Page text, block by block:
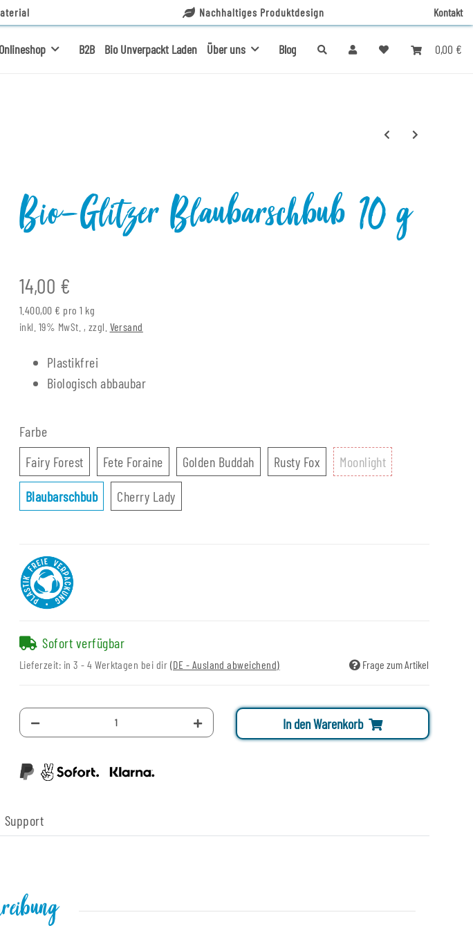
Nachhaltiges Produktdesign Kontakt
0,00 €
Onlineshop B2B Bio Unverpackt Laden Über uns Blog
Bio-Glitzer Blaubarschbub 10 g
14,00 €
1.400,00 € pro 1 kg
inkl. 19% MwSt. , zzgl. Versand
Plastikfrei
Biologisch abbaubar
Farbe
Fairy ForestFairy Forest
Fete ForaineFete Foraine
Golden BuddahGolden Buddah
Rusty Fox Rusty Fox
MoonlightMoonlight
BlaubarschbubBlaubarschbub
Cherry LadyCherry Lady
Sofort verfügbar
Lieferzeit: in 3 - 4 Werktagen bei dir (DE - Ausland abweichend) Frage zum Artikel
In den Warenkorb
Support